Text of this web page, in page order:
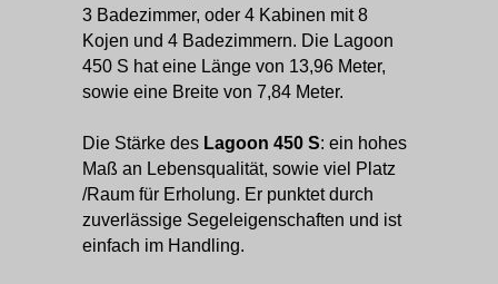
3 Badezimmer, oder 4 Kabinen mit 8
Kojen und 4 Badezimmern. Die Lagoon
450 S hat eine Länge von 13,96 Meter,
sowie eine Breite von 7,84 Meter.
Die Stärke des Lagoon 450 S: ein hohes
Maß an Lebensqualität, sowie viel Platz
/Raum für Erholung. Er punktet durch
zuverlässige Segeleigenschaften und ist
einfach im Handling.